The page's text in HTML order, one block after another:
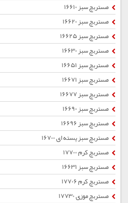
مستربچ سبز 16610
مستربچ سبز 16620
مستربچ سبز 16625
مستربچ سبز 16630
مستربچ سبز 16651
مستربچ سبز 16671
مستربچ سبز 16677
مستربچ سبز 16690
مستربچ سبز 16696
مستربچ سبز پسته ای 16700
مستربچ کرم 17700
مستربچ سبز 16631
مستربچ کرم 17706
مستربچ موزی 17730